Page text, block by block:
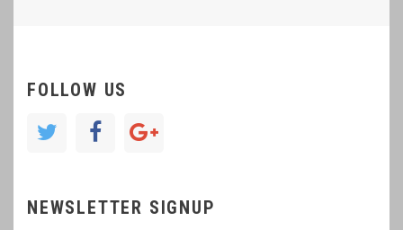
FOLLOW US
NEWSLETTER SIGNUP